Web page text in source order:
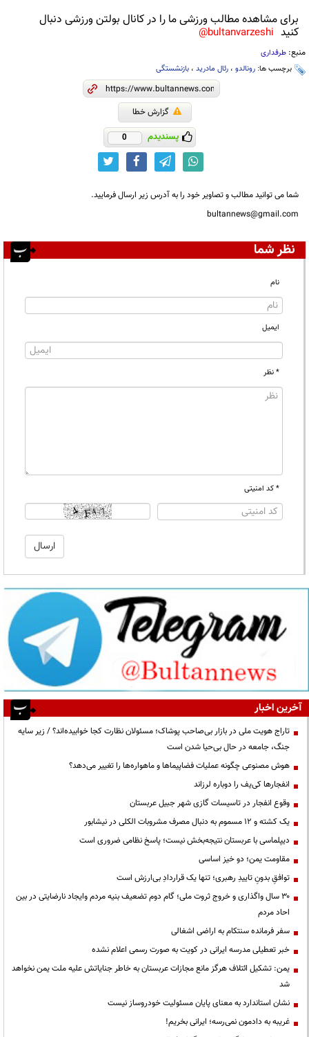
برای مشاهده مطالب ورزشی ما را در کانال بولتن ورزشی دنبال
کنید bultanvarzeshi@
منبع: طرفداری
برچسب ها: رونالدو ، رئال مادرید ، بازنشستگی
گزارش خطا
پسندیدم 0
شما می توانید مطالب و تصاویر خود را به آدرس زیر ارسال فرمایید.
bultannews@gmail.com
نظر شما
نام
ایمیل
* نظر
* کد امنیتی
آخرین اخبار
تاراج هویت ملی در بازار بی‌صاحب پوشاک؛ مسئولان نظارت کجا خوابیده‌اند؟ / زیر سایه
جنگ، جامعه در حال بی‌حیا شدن است
هوش مصنوعی چگونه عملیات فضاپیماها و ماهواره‌ها را تغییر می‌دهد؟
انفجارها کی‌یف را دوباره لرزاند
وقوع انفجار در تاسیسات گازی شهر جبیل عربستان
یک کشته و ۱۲ مسموم به دنبال مصرف مشروبات الکلی در نیشابور
دیپلماسی با عربستان نتیجه‌بخش نیست؛ پاسخ نظامی ضروری است
مقاومت یمن؛ دو خیز اساسی
توافقِ بدونِ تاییدِ رهبری؛ تنها یک قراردادِ بی‌ارزش است
۳۰ سال واگذاری و خروج ثروت ملی؛ گام دوم تضعیف بنیه مردم وایجاد نارضایتی در بین
احاد مردم
سفر فرمانده سنتکام به اراضی اشغالی
خبر تعطیلی مدرسه ایرانی در کویت به صورت رسمی اعلام نشده
یمن: تشکیل ائتلاف هرگز مانع مجازات عربستان به خاطر جنایاتش علیه ملت یمن نخواهد
شد
نشان استاندارد به معنای پایان مسئولیت خودروساز نیست
غریبه به دادمون نمی‌رسه؛ ایرانی بخریم!